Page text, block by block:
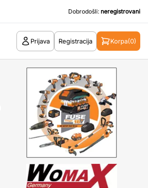
Dobrodošli: neregistrovani
Prijava Registracija Korpa(0)